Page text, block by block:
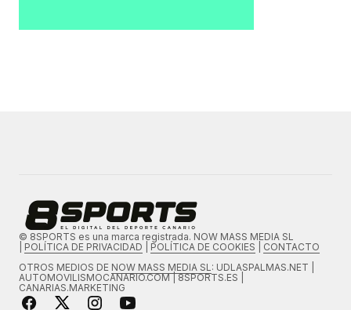
© 8SPORTS es una marca registrada. NOW MASS MEDIA SL
POLÍTICA DE PRIVACIDAD POLÍTICA DE COOKIES
CONTACTO
OTROS MEDIOS DE NOW MASS MEDIA SL : UDLASPALMAS.NET |
AUTOMOVILISMOCANARIO.COM | 8SPORTS.ES |
CANARIAS.MARKETING